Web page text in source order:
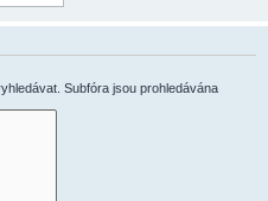
Subfóra jsou prohledávána